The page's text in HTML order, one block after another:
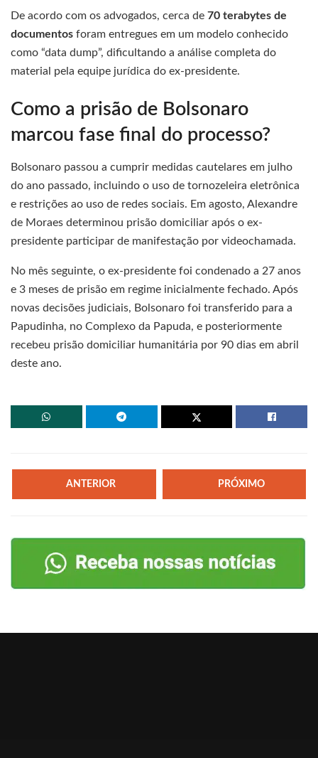
De acordo com os advogados, cerca de 70 terabytes de
documentos foram entregues em um modelo conhecido
como “data dump”, dificultando a análise completa do
material pela equipe jurídica do ex-presidente.
Como a prisão de Bolsonaro
marcou fase final do processo?
Bolsonaro passou a cumprir medidas cautelares em julho
do ano passado, incluindo o uso de tornozeleira eletrônica
e restrições ao uso de redes sociais. Em agosto, Alexandre
de Moraes determinou prisão domiciliar após o ex-
presidente participar de manifestação por videochamada.
No mês seguinte, o ex-presidente foi condenado a 27 anos
e 3 meses de prisão em regime inicialmente fechado. Após
novas decisões judiciais, Bolsonaro foi transferido para a
Papudinha, no Complexo da Papuda, e posteriormente
recebeu prisão domiciliar humanitária por 90 dias em abril
deste ano.
ANTERIOR PRÓXIMO